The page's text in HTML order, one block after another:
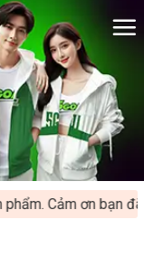
Cảm ơn bạn đã